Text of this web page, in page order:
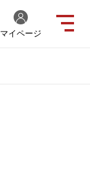
マイページ